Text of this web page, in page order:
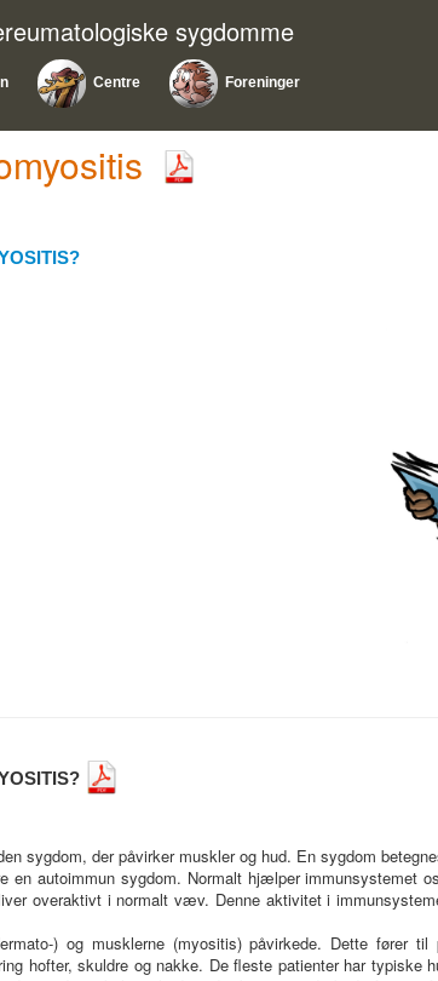
sygdomme
Centre Foreninger
sygdom, der påvirker muskler og hud. En sygdom
autoimmun sygdom. Normalt hjælper immunsystemet
overaktivt i normalt væv. Denne aktivitet i
) og musklerne (myositis) påvirkede. Dette fører
hofter, skuldre og nakke. De fleste patienter har typiske